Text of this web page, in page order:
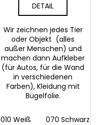
DETAIL
Wir zeichnen jedes Tier
oder Objekt (alles
außer Menschen) und
machen dann Aufkleber
(für Autos, für die Wand
in verschiedenen
Farben), Kleidung mit
Bügelfolie.
010 Weiß 070 Schwarz